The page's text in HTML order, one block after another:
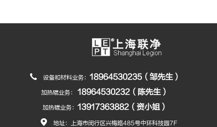
设备和材料业务： 18964530235（邹先生）
加热辊业务： 18964530232（陈先生）
加热辊业务： 13917363882（资小姐）
地址：上海市闵行区兴梅路485号中环科技园7F